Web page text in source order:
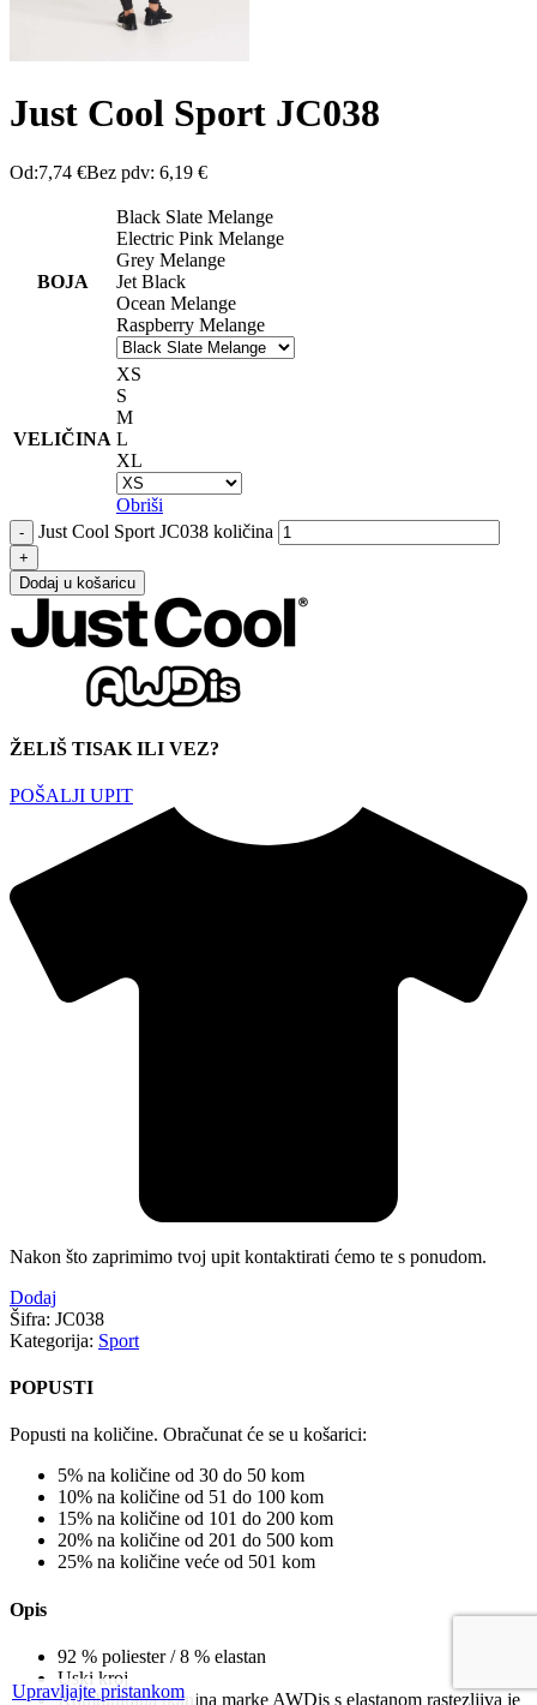
Just Cool Sport JC038
Od:7,74 €Bez pdv: 6,19 €
BOJA
Black Slate Melange
Electric Pink Melange
Grey Melange
Jet Black
Ocean Melange
Raspberry Melange
VELIČINA
XS
S
M
L
XL
Obriši
Just Cool Sport JC038 količina
Dodaj u košaricu
ŽELIŠ TISAK ILI VEZ?
POŠALJI UPIT
Nakon što zaprimimo tvoj upit kontaktirati ćemo te s ponudom.
Dodaj
Šifra: JC038
Kategorija: Sport
POPUSTI
Popusti na količine. Obračunat će se u košarici:
5% na količine od 30 do 50 kom
10% na količine od 51 do 100 kom
15% na količine od 101 do 200 kom
20% na količine od 201 do 500 kom
25% na količine veće od 501 kom
Opis
92 % poliester / 8 % elastan
Uski kroj
Kombinirana tkanina marke AWDis s elastanom rastezljiva je
Upravljajte pristankom